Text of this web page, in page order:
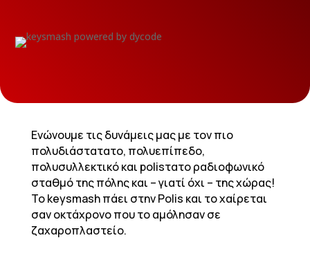
Ενώνουμε τις δυνάμεις μας με τον πιο
πολυδιάστατατο, πολυεπίπεδο,
πολυσυλλεκτικό και polisτατο ραδιοφωνικό
σταθμό της πόλης και – γιατί όχι – της χώρας!
To keysmash πάει στην Polis και το χαίρεται
σαν οκτάχρονο που το αμόλησαν σε
ζαχαροπλαστείο.